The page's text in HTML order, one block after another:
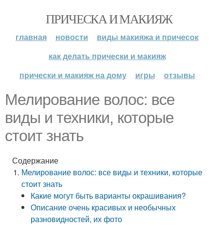
ПРИЧЕСКА И МАКИЯЖ
главная новости
виды макияжа и причесок
как делать прически и макияж
прически и макияж на дому
игры отзывы
Мелирование волос: все
виды и техники, которые
стоит знать
Содержание
Мелирование волос: все виды и техники, которые
стоит знать
Какие могут быть варианты окрашивания?
Описание очень красивых и необычных
разновидностей, их фото